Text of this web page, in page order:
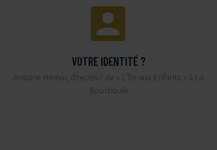


VOTRE IDENTITÉ ?
Antoine Hemar, directeur de « L’Île aux Enfants » à La
Bourboule